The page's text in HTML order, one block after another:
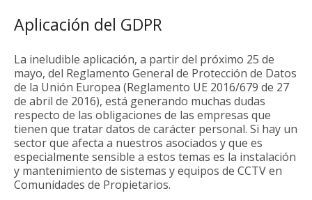
Aplicación del GDPR
La ineludible aplicación, a partir del próximo 25 de
mayo, del Reglamento General de Protección de Datos
de la Unión Europea (Reglamento UE 2016/679 de 27
de abril de 2016), está generando muchas dudas
respecto de las obligaciones de las empresas que
tienen que tratar datos de carácter personal. Si hay un
sector que afecta a nuestros asociados y que es
especialmente sensible a estos temas es la instalación
y mantenimiento de sistemas y equipos de CCTV en
Comunidades de Propietarios.